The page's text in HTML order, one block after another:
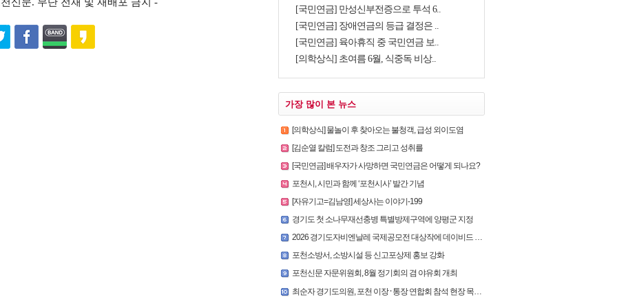
신문. 무단 전재 및 재배포 금지 -
[국민연금] 만성신부전증으로 투석 6..
[국민연금] 장애연금의 등급 결정은 ..
[국민연금] 육아휴직 중 국민연금 보..
[의학상식] 초여름 6월, 식중독 비상..
가장 많이 본 뉴스
[의학상식] 물놀이 후 찾아오는 불청객, 급성 외이도염
[김순열 칼럼] 도전과 창조 그리고 성취를
[국민연금] 배우자가 사망하면 국민연금은 어떻게 되나요?
포천시, 시민과 함께 ‘포천시사’ 발간 기념
[자유기고=김남영] 세상사는 이야기-199
경기도 첫 소나무재선충병 특별방제구역에 양평군 지정
2026 경기도자비엔날레 국제공모전 대상작에 데이비드 라우어의 ‘펀치카드 하우스’ 선정
포천소방서, 소방시설 등 신고포상제 홍보 강화
포천신문 자문위원회, 8월 정기회의 겸 야유회 개최
최순자 경기도의원, 포천 이장 ⸱ 통장 연합회 참석 현장 목소리 청취